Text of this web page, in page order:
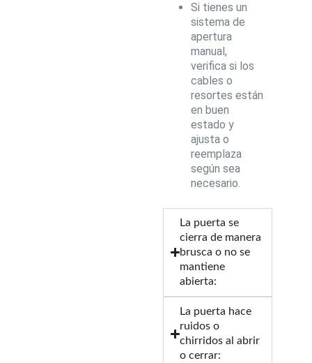
Si tienes un
sistema de
apertura
manual,
verifica si los
cables o
resortes están
en buen
estado y
ajusta o
reemplaza
según sea
necesario.
La puerta se
cierra de manera
brusca o no se
mantiene
abierta:
La puerta hace
ruidos o
chirridos al abrir
o cerrar: